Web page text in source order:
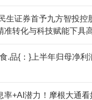
生证券首予九方智投控
准转化与科技赋能下具
.品{：}上半年归母净利
率+AI潜力！摩根大通